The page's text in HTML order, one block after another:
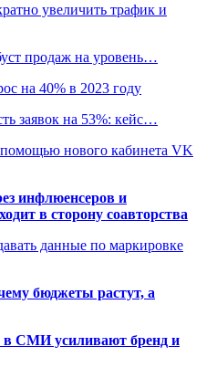
увеличить трафик и
продаж на уровень…
на 40% в 2023 году
заявок на 53%: кейс…
нового кабинета VK
инфлюенсеров и
в сторону соавторства
данные по маркировке
бюджеты растут, а
в СМИ усиливают бренд и